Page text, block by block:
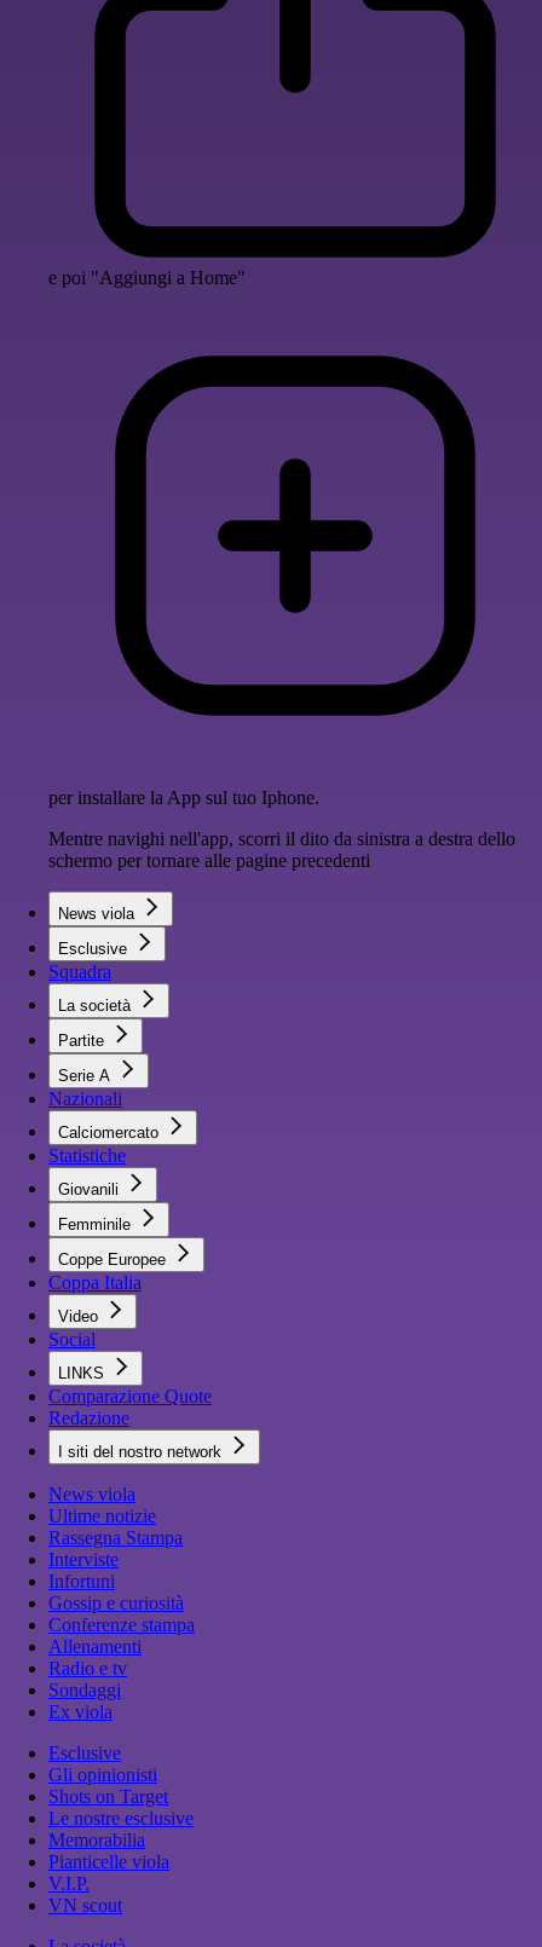
e poi "Aggiungi a Home"
per installare la App sul tuo Iphone.
Mentre navighi nell'app, scorri il dito da sinistra a destra dello
schermo per tornare alle pagine precedenti
News viola
Esclusive
Squadra
La società
Partite
Serie A
Nazionali
Calciomercato
Statistiche
Giovanili
Femminile
Coppe Europee
Coppa Italia
Video
Social
LINKS
Comparazione Quote
Redazione
I siti del nostro network
News viola
Ultime notizie
Rassegna Stampa
Interviste
Infortuni
Gossip e curiosità
Conferenze stampa
Allenamenti
Radio e tv
Sondaggi
Ex viola
Esclusive
Gli opinionisti
Shots on Target
Le nostre esclusive
Memorabilia
Pianticelle viola
V.I.P.
VN scout